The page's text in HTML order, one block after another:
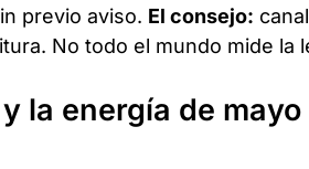
previo aviso. El consejo:
No todo el mundo mide la
la energía de mayo